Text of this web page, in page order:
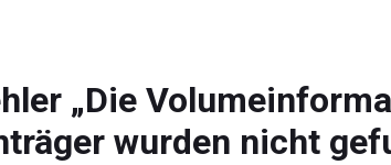
„Die
wurden nicht